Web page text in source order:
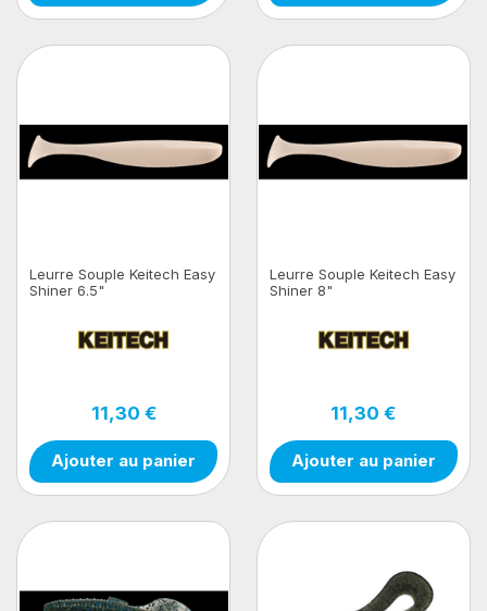
Leurre Souple Keitech Easy
Shiner 6.5"
11,30 €
Ajouter au panier
Leurre Souple Keitech Easy
Shiner 8"
11,30 €
Ajouter au panier